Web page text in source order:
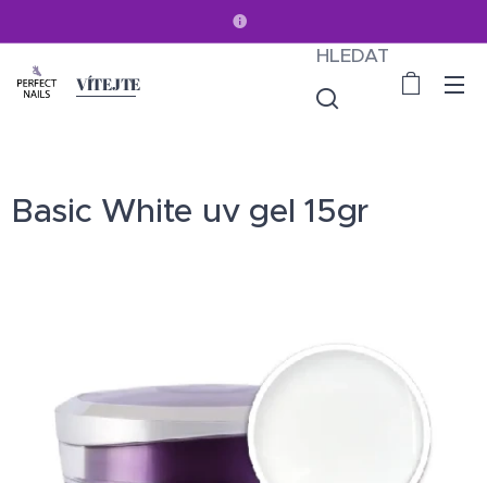
VÍTEJTE
HLEDAT
Basic White uv gel 15gr